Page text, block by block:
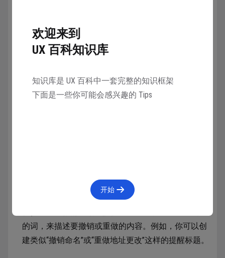
销自打开文稿或存储工作以来所做的所有更改可能更
为合理。
iOS、iPadOS
简洁准确地描述要撤销或恢复的操作。撤销和恢
复提醒标题会自动包括“撤销 ”或“重做 ”（包括尾部空
的词，来描述要撤销或重做的内容。例如，你可以创
建类似“撤销命名”或“重做地址更改”这样的提醒标题。
欢迎来到
UX 百科知识库
知识库是 UX 百科中一套完整的知识框架
下面是一些你可能会感兴趣的 Tips
开始